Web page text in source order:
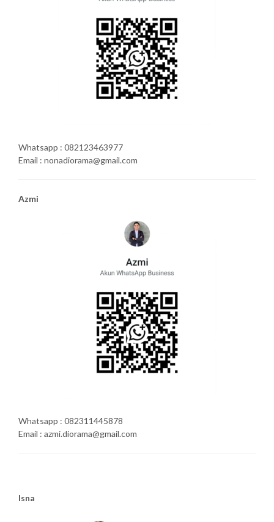
Whatsapp : 082123463977
Email : nonadiorama@gmail.com
Azmi
Whatsapp : 082311445878
Email : azmi.diorama@gmail.com
Isna